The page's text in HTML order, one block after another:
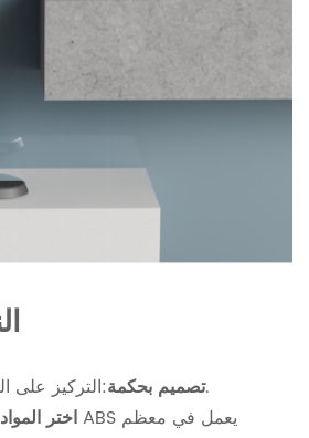
تصميم بحكمة:التركيز على الميزات الأساسية.
اختر